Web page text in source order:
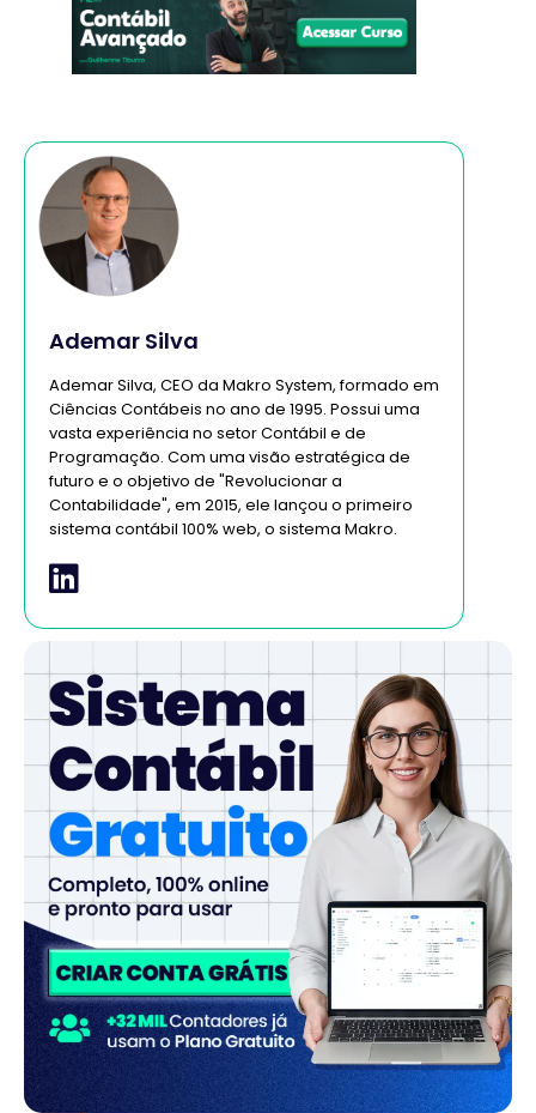
Ademar Silva
Ademar Silva, CEO da Makro System, formado em
Ciências Contábeis no ano de 1995. Possui uma
vasta experiência no setor Contábil e de
Programação. Com uma visão estratégica de
futuro e o objetivo de "Revolucionar a
Contabilidade", em 2015, ele lançou o primeiro
sistema contábil 100% web, o sistema Makro.